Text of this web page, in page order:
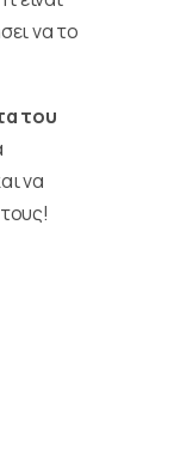
να το
του
να